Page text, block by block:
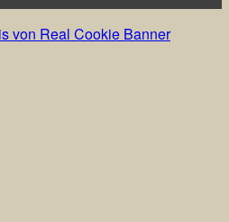
von Real Cookie Banner